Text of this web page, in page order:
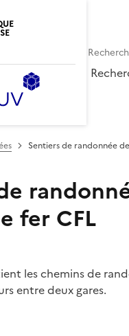
Sentiers de randonnée
fer CFL
les chemins de
entre deux gares.